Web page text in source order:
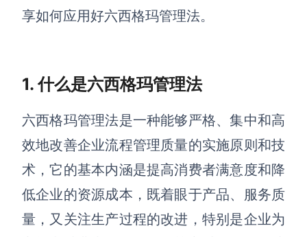
资源与下载
客户端、插件
享如何应用好六西格玛管理法。
1. 什么是六西格玛管理法
六西格玛管理法是一种能够严格、集中和高
效地改善企业流程管理质量的实施原则和技
术 ，它的基本内涵是提高消费者满意度和降
低企业的资源成本，既着眼于产品、服务质
量，又关注生产过程的改进，特别是企业为